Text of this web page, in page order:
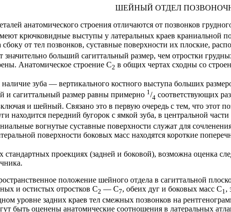
ШЕЙНЫЙ ОТДЕЛ
анатомического строения отличаются от позвонков
крючковидные выступы у латеральных краев краниальной
от тел позвонков, суставные поверхности их плоские,
больший сагиттальный размер, чем отростки
Анатомическое строение С2 в общих чертах сходны со
зуба — вертикального костного выступа больших
и сагиттальный размер равны примерно 1/4 соответствующих
и шейный. Связано это в первую очередь с тем, что этот
находится передний бугорок с ямкой зуба, в центральной
вогнутые суставные поверхности служат для
поверхности боковых масс находятся короткие
проекциях (задней и боковой), возможна оценка
положение шейного отдела в сагиттальной
и остистых отростков С2 — С7, обеих дуг и боковых масс С1,
уровне задних краев тел смежных позвонков на
быть оценены анатомические соотношения в латеральных